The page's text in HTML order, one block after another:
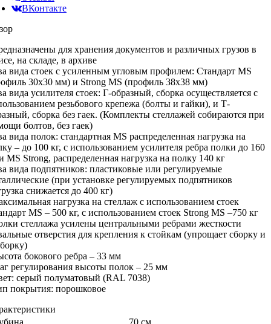
ВКонтакте
для хранения документов и различных грузов в
на складе, в архиве
вида стоек с усиленным угловым профилем: Стандарт MS
30х30 мм) и Strong MS (профиль 38х38 мм)
вида усилителя стоек: Г-образный, сборка осуществляется с
резьбового крепежа (болты и гайки), и Т-
сборка без гаек. (Комплекты стеллажей собираются при
болтов, без гаек)
вида полок: стандартная MS распределенная нагрузка на
– до 100 кг, с использованием усилителя ребра полки до 160
MS Strong, распределенная нагрузка на полку 140 кг
вида подпятников: пластиковые или регулируемые
(при установке регулируемых подпятников
снижается до 400 кг)
нагрузка на стеллаж с использованием стоек
MS – 500 кг, с использованием стоек Strong MS –750 кг
стеллажа усилены центральными ребрами жесткости
отверстия для крепления к стойкам (упрощает сборку и
бокового ребра – 33 мм
регулирования высоты полок – 25 мм
серый полуматовый (RAL 7038)
покрытия: порошковое
70 см